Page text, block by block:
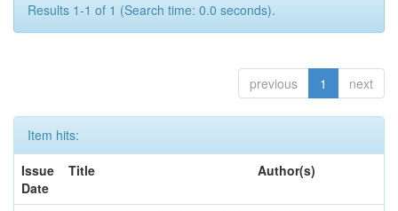
Results 1-1 of 1 (Search time: 0.0 seconds).
previous 1 next
Item hits:
Issue
Date
Title Author(s)